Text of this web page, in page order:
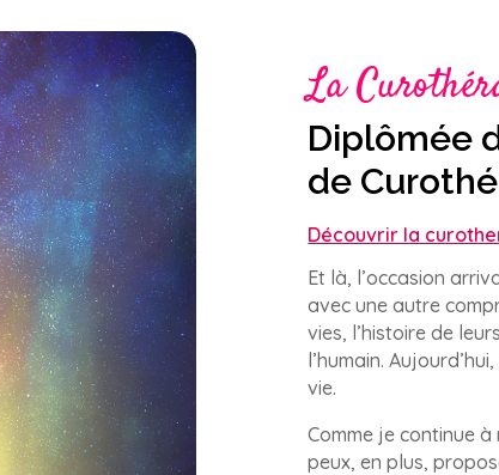
La
Diplômée
de
Découvrir la
Et là, l’occasion
avec une autre
vies, l’histoire de
l’humain.
vie.
Comme je continue
peux, en plus,